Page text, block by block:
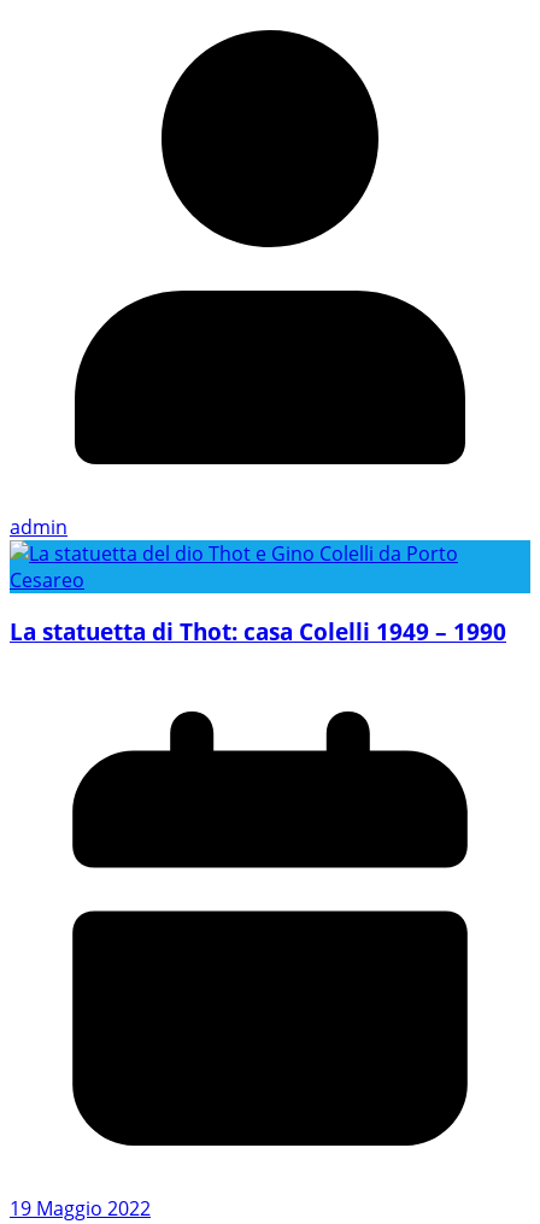
admin
La statuetta di Thot: casa Colelli 1949 – 1990
19 Maggio 2022